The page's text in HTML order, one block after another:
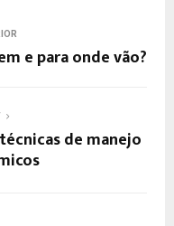
e para onde vão?
de manejo